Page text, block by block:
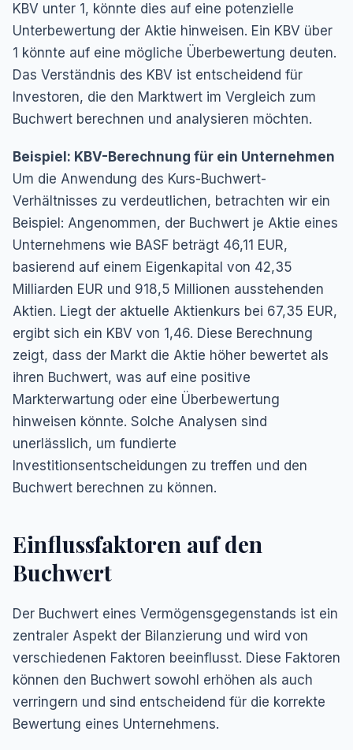
KBV unter 1, könnte dies auf eine potenzielle
Unterbewertung der Aktie hinweisen. Ein KBV über
1 könnte auf eine mögliche Überbewertung deuten.
Das Verständnis des KBV ist entscheidend für
Investoren, die den Marktwert im Vergleich zum
Buchwert berechnen und analysieren möchten.
Beispiel: KBV-Berechnung für ein Unternehmen
Um die Anwendung des Kurs-Buchwert-
Verhältnisses zu verdeutlichen, betrachten wir ein
Beispiel: Angenommen, der Buchwert je Aktie eines
Unternehmens wie BASF beträgt 46,11 EUR,
basierend auf einem Eigenkapital von 42,35
Milliarden EUR und 918,5 Millionen ausstehenden
Aktien. Liegt der aktuelle Aktienkurs bei 67,35 EUR,
ergibt sich ein KBV von 1,46. Diese Berechnung
zeigt, dass der Markt die Aktie höher bewertet als
ihren Buchwert, was auf eine positive
Markterwartung oder eine Überbewertung
hinweisen könnte. Solche Analysen sind
unerlässlich, um fundierte
Investitionsentscheidungen zu treffen und den
Buchwert berechnen zu können.
Einflussfaktoren auf den
Buchwert
Der Buchwert eines Vermögensgegenstands ist ein
zentraler Aspekt der Bilanzierung und wird von
verschiedenen Faktoren beeinflusst. Diese Faktoren
können den Buchwert sowohl erhöhen als auch
verringern und sind entscheidend für die korrekte
Bewertung eines Unternehmens.